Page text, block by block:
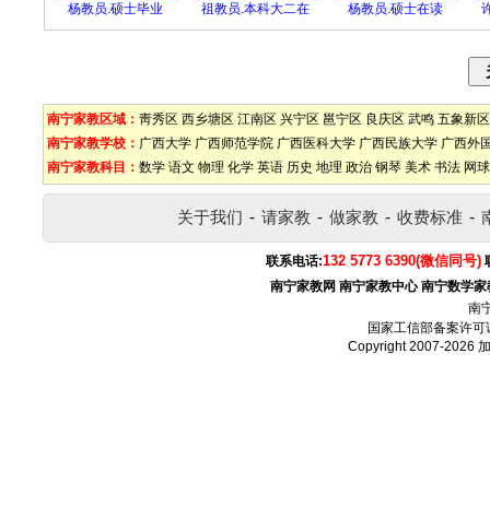
杨教员.硕士毕业 祖教员.本科大二在 杨教员.硕士在读
南宁家教区域： 靑秀区 西乡塘区 江南区 兴宁区 邕宁区 良庆区 武鸣 五象新区
南宁家教学校： 广西大学 广西师范学院 广西医科大学 广西民族大学 广西外
南宁家教科目： 数学 语文 物理 化学 英语 历史 地理 政治 钢琴 美术 书法 网球
关于我们 - 请家教 - 做家教 - 收费标准 -
联系电话:132 5773 6390(微信同号)
南宁家教网 南宁家教中心 南宁数学家
南
国家工信部备案许可
Copyright 2007-2026